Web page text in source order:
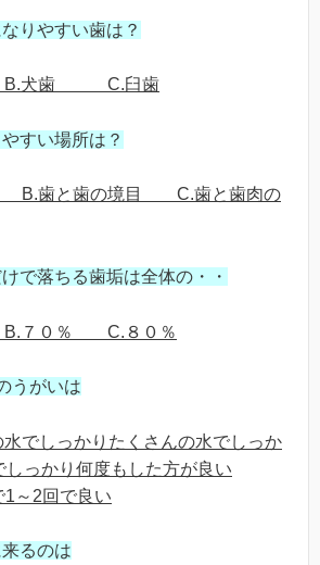
りやすい歯は？
犬歯 C.臼歯
すい場所は？
B.歯と歯の境目 C.歯と歯肉の
で落ちる歯垢は全体の・・
７０％ C.８０％
うがいは
でしっかりたくさんの水でしっか
しっかり何度もした方が良い
1～2回で良い
るのは